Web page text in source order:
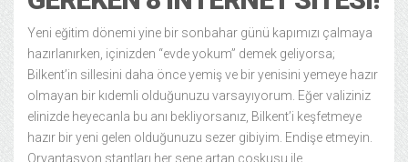
Yeni eğitim dönemi yine bir sonbahar günü kapımızı çalmaya
hazırlanırken, içinizden “evde yokum” demek geliyorsa;
Bilkent’in sillesini daha önce yemiş ve bir yenisini yemeye hazır
olmayan bir kıdemli olduğunuzu varsayıyorum. Eğer valiziniz
elinizde heyecanla bu anı bekliyorsanız, Bilkent’i keşfetmeye
hazır bir yeni gelen olduğunuzu sezer gibiyim. Endişe etmeyin.
Oryantasyon stantları her sene artan coşkusu ile